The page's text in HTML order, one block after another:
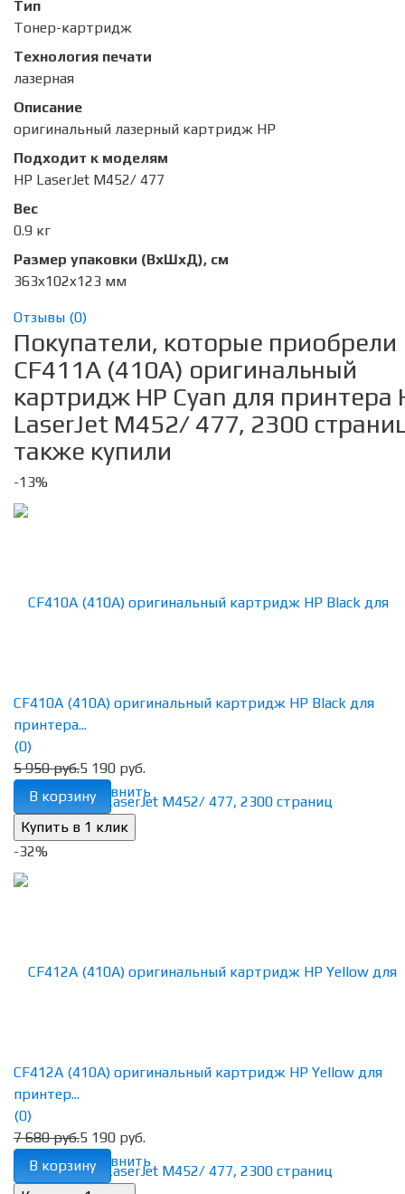
Тип
Тонер-картридж
Технология печати
лазерная
Описание
оригинальный лазерный картридж HP
Подходит к моделям
HP LaserJet M452/ 477
Вес
0.9 кг
Размер упаковки (ВхШхД), см
363x102x123 мм
Отзывы (0)
Покупатели, которые приобрели
CF411A (410A) оригинальный
картридж HP Cyan для принтера
LaserJet M452/ 477, 2300
также купили
-13%
избранное сравнить
CF410A (410A) оригинальный картридж HP Black для
принтера...
(0)
5 950 руб.5 190 руб.
В корзину
-32%
избранное сравнить
CF412A (410A) оригинальный картридж HP Yellow для
принтер...
(0)
7 680 руб.5 190 руб.
В корзину